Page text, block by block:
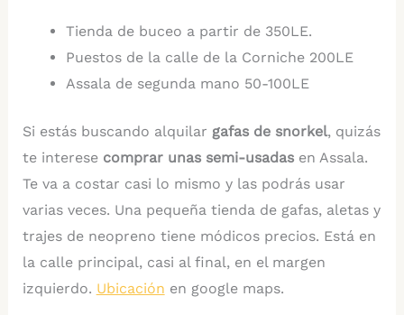
Tienda de buceo a partir de 350LE.
Puestos de la calle de la Corniche 200LE
Assala de segunda mano 50-100LE
Si estás buscando alquilar gafas de snorkel, quizás
te interesecomprar unas semi-usadasen Assala.
Te va a costar casi lo mismo y las podrás usar
varias veces. Una pequeña tienda de gafas, aletas y
trajes de neopreno tiene módicos precios. Está en
la calle principal, casi al final, en el margen
izquierdo. Ubicación en google maps.